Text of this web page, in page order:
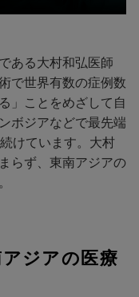
ある大村和弘医師
で世界有数の症例数
」ことをめざして自
ボジアなどで最先端
けています。大村
らず、東南アジアの
ジアの医療